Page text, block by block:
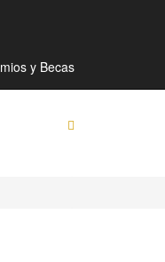
y Becas
Frecuentes